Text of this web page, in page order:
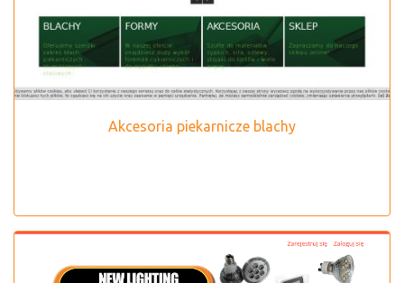
Akcesoria piekarnicze blachy